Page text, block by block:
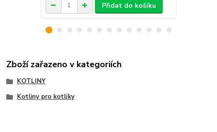
Přidat do košíku
Zboží zařazeno v kategoriích
KOTLINY
Kotliny pro kotlíky